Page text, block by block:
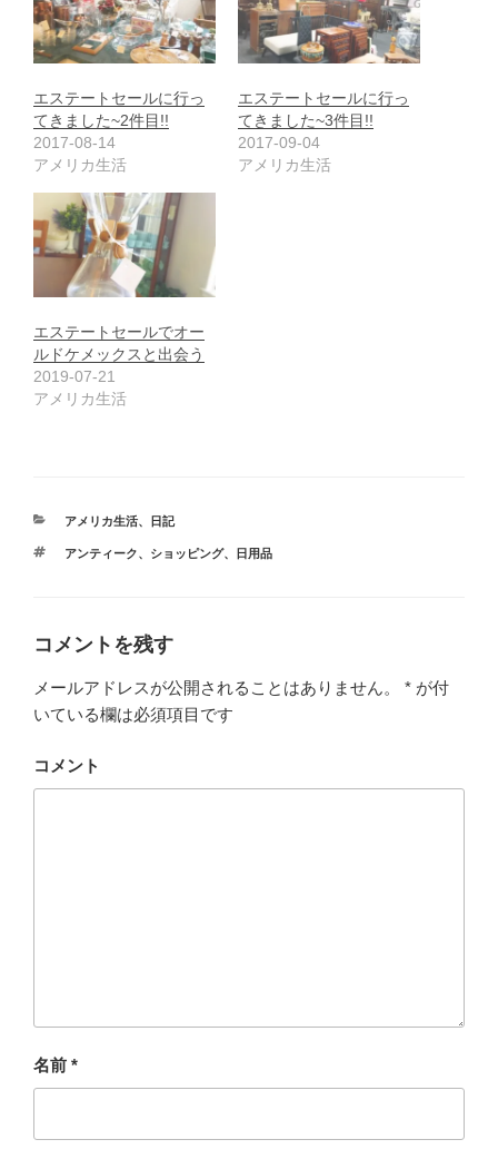
エステートセールに行っ
てきました~2件目!!
2017-08-14
アメリカ生活
エステートセールに行っ
てきました~3件目!!
2017-09-04
アメリカ生活
エステートセールでオー
ルドケメックスと出会う
2019-07-21
アメリカ生活
カ
ゴ
アメリカ生活、 日記
タ
アンティーク、 ショッピング、 日用品
コメントを残す
メールアドレスが公開されることはありません。 * が付
いている欄は必須項目です
コメント
名前 *